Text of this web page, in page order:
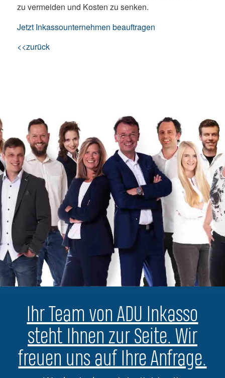
zu vermeiden und Kosten zu senken.
Jetzt Inkassounternehmen beauftragen
<<zurück
Ihr Team von ADU Inkasso
steht Ihnen zur Seite. Wir
freuen uns auf Ihre Anfrage.